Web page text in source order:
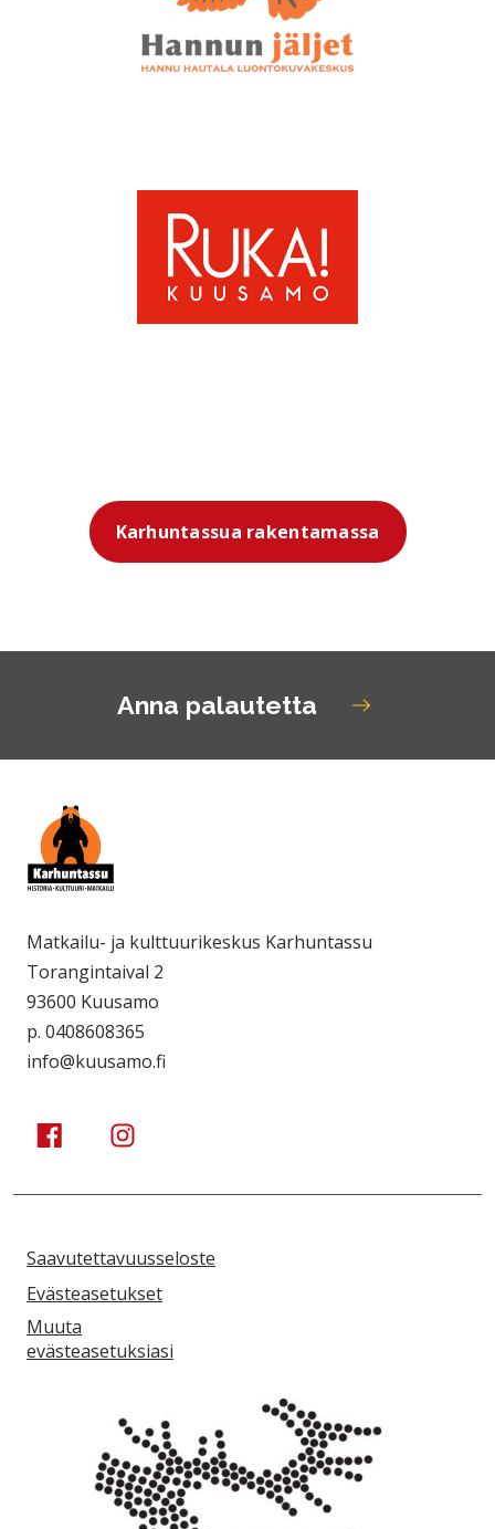
Karhuntassua rakentamassa
Anna palautetta
Matkailu- ja kulttuurikeskus Karhuntassu
Torangintaival 2
93600 Kuusamo
p. 0408608365
info@kuusamo.fi
Kuusamo Karhuntassu
Kuusamo Karhuntassu
Saavutettavuusseloste
Evästeasetukset
Muuta
evästeasetuksiasi